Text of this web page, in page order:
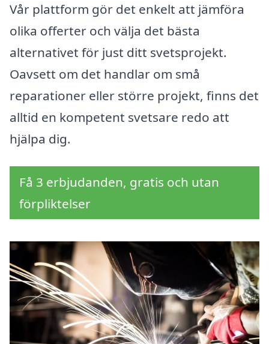
Vår plattform gör det enkelt att jämföra
olika offerter och välja det bästa
alternativet för just ditt svetsprojekt.
Oavsett om det handlar om små
reparationer eller större projekt, finns det
alltid en kompetent svetsare redo att
hjälpa dig.
Få 3 erbjudanden, gratis och utan
förpliktelser